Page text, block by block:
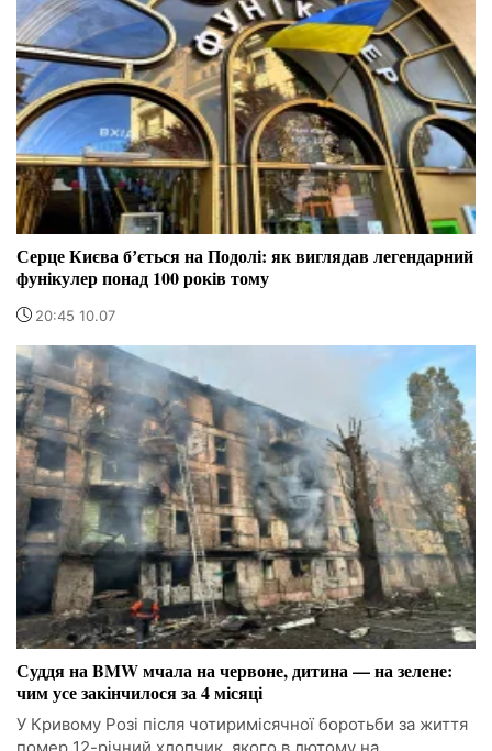
Серце Києва бʼється на Подолі: як виглядав легендарний
фунікулер понад 100 років тому
20:45 10.07
Суддя на BMW мчала на червоне, дитина — на зелене:
чим усе закінчилося за 4 місяці
У Кривому Розі після чотиримісячної боротьби за життя